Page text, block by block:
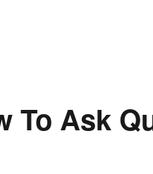
To Ask